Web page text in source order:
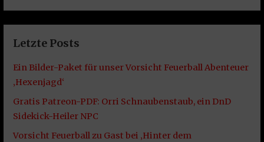
Letzte Posts
Ein Bilder-Paket für unser Vorsicht Feuerball Abenteuer
‚Hexenjagd‘
Gratis Patreon-PDF: Orri Schnaubenstaub, ein DnD
Sidekick-Heiler NPC
Vorsicht Feuerball zu Gast bei ‚Hinter dem